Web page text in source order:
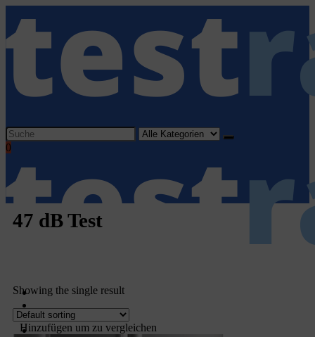
0
Home
Garten
Rechner & Tools
47 dB Test
Showing the single result
Hinzufügen um zu vergleichen